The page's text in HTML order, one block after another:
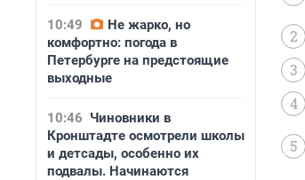
10:49
Не жарко, но
комфортно: погода в
Петербурге на предстоящие
выходные
10:46 Чиновники в
Кронштадте осмотрели школы
и детсады, особенно их
подвалы. Начинаются
2
3
4
5